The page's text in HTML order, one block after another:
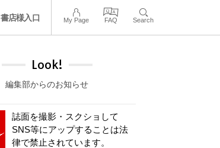
書店様入口 My Page FAQ Search
Look!
編集部からのお知らせ
誌面を撮影・スクショして
SNS等にアップすることは法
律で禁止されています。